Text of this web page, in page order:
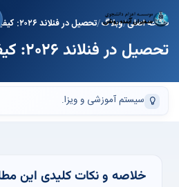
صفحه اصلی وبلاگ تحصیل در فنلاند ۲۰۲۶: کیفیت و آرامش
تحصیل در فنلاند ۲۰۲۶: کیفیت و آرامش
سیستم آموزشی و ویزا.
خلاصه و نکات کلیدی این